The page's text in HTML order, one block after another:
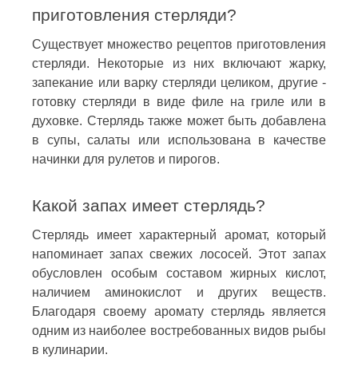
приготовления стерляди?
Существует множество рецептов приготовления
стерляди. Некоторые из них включают жарку,
запекание или варку стерляди целиком, другие -
готовку стерляди в виде филе на гриле или в
духовке. Стерлядь также может быть добавлена
в супы, салаты или использована в качестве
начинки для рулетов и пирогов.
Какой запах имеет стерлядь?
Стерлядь имеет характерный аромат, который
напоминает запах свежих лососей. Этот запах
обусловлен особым составом жирных кислот,
наличием аминокислот и других веществ.
Благодаря своему аромату стерлядь является
одним из наиболее востребованных видов рыбы
в кулинарии.